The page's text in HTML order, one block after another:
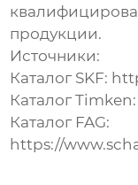
продукции.
Источники:
Каталог SKF:
Каталог Timken:
Каталог FAG:
https://